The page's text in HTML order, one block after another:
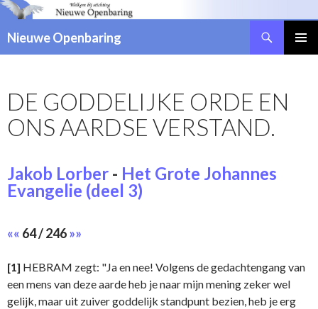
Nieuwe Openbaring
SPRINGEN
DE GODDELIJKE ORDE EN
ONS AARDSE VERSTAND.
Jakob Lorber - Het Grote Johannes
Evangelie (deel 3)
«« 64 / 246»»
[1] HEBRAM zegt: "Ja en nee! Volgens de gedachtengang van
een mens van deze aarde heb je naar mijn mening zeker wel
gelijk, maar uit zuiver goddelijk standpunt bezien, heb je erg